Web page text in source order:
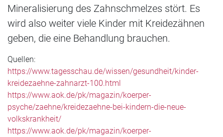
Mineralisierung des Zahnschmelzes stört. Es
wird also weiter viele Kinder mit Kreidezähnen
geben, die eine Behandlung brauchen.
Quellen:
https://www.tagesschau.de/wissen/gesundheit/kinder-
kreidezaehne-zahnarzt-100.html
https://www.aok.de/pk/magazin/koerper-
psyche/zaehne/kreidezaehne-bei-kindern-die-neue-
volkskrankheit/
https://www.aok.de/pk/magazin/koerper-